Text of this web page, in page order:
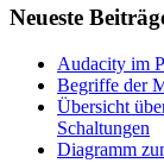
Neueste
Audacity im
Begriffe der
Übersicht
Schaltungen
Diagramm